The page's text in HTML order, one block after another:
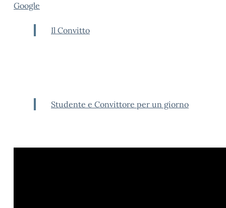
Google
Il Convitto
Studente e Convittore per un giorno